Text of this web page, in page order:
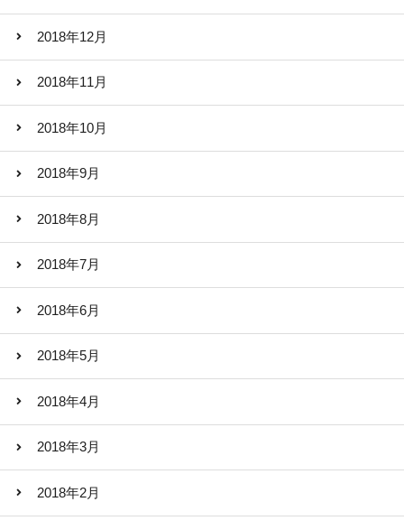
2018年12月
2018年11月
2018年10月
2018年9月
2018年8月
2018年7月
2018年6月
2018年5月
2018年4月
2018年3月
2018年2月